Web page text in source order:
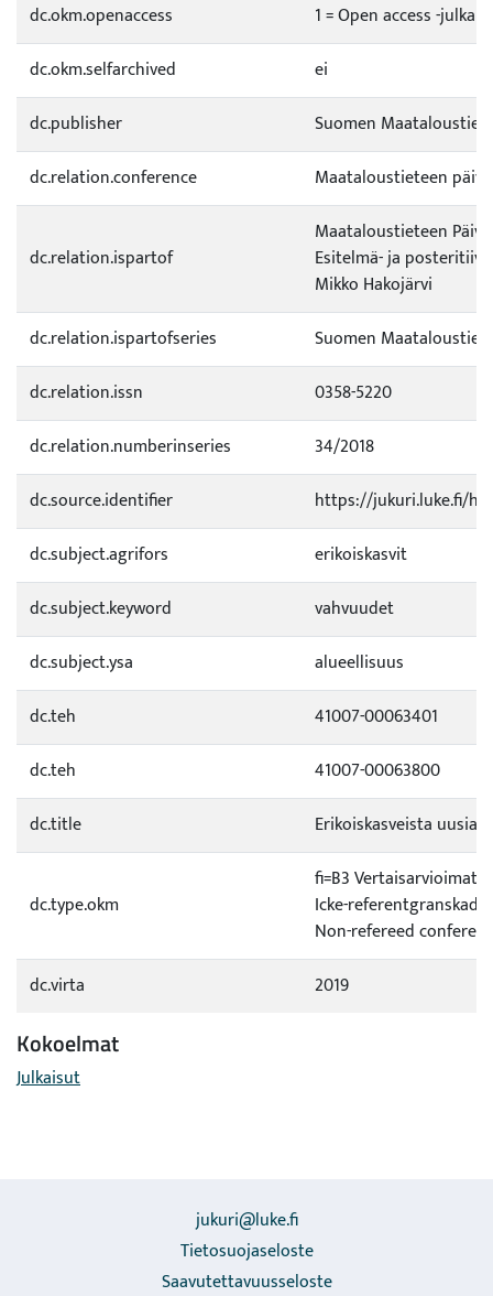
dc.okm.openaccess
1 = Open access -
dc.okm.selfarchived
ei
dc.publisher
Suomen
dc.relation.conference
Maataloustieteen
dc.relation.ispartof
Maataloustieteen
Esitelmä- ja
Mikko Hakojärvi
dc.relation.ispartofseries
Suomen
dc.relation.issn
0358-5220
dc.relation.numberinseries
34/2018
dc.source.identifier
https://jukuri.luke.fi/
dc.subject.agrifors
erikoiskasvit
dc.subject.keyword
vahvuudet
dc.subject.ysa
alueellisuus
dc.teh
41007-00063401
dc.teh
41007-00063800
dc.title
Erikoiskasveista uusia
dc.type.okm
fi=B3
Icke-referentgranskad
Non-refereed
dc.virta
2019
Kokoelmat
Julkaisut
jukuri@luke.fi
Tietosuojaseloste
Saavutettavuusseloste